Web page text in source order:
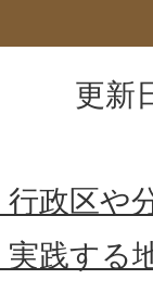
更新
政区や
践する